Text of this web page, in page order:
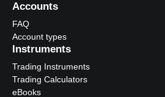
Accounts
FAQ
Account types
Instruments
Trading Instruments
Trading Calculators
eBooks